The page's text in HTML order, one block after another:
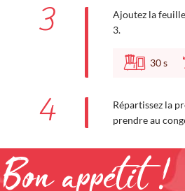
3
Ajoutez la
3.
30s
4
Répartissez la
prendre au
Bon appétit !